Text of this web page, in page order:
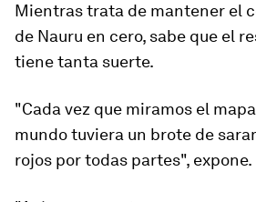
Mientras trata de mantener el
de Nauru en cero, sabe que el
tiene tanta suerte.
"Cada vez que miramos el
mundo tuviera un brote de
rojos por todas partes", expone.